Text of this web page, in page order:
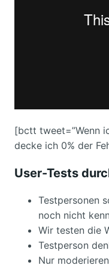
[bctt tweet=”Wenn
decke ich 0% der
User-Tests
Testpersonen
noch nicht
Wir testen die
Testperson
Nur